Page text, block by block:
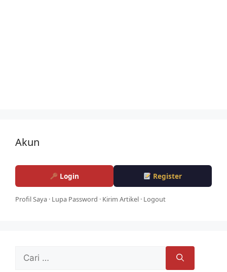
Akun
Login Register
Profil Saya · Lupa Password · Kirim Artikel · Logout
Cari